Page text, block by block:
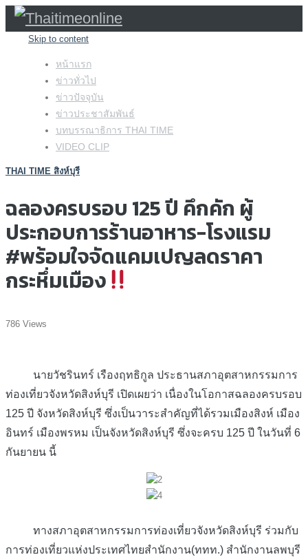
Skip to content
หน้าแรก
ข่าวทั่วไป
ข่าวปัจจุบัน
ข่าวประชาสัมพันธ์
บทบรรณาธิการ THAI TIME
VIDEO CLIP
THAI TIME สิงห์บุรี
ฉลองครบรอบ 125 ปี คึกคัก ผู้
ประกอบการร้านอาหาร-โรงแรม
#พร้อมใจจัดแคมเปญลดราคา
กระหึ่มเมือง
786 Views
นายวัชรินทร์ เรืองฤทธิกูล ประธานสภาอุตสาหกรรมการ
ท่องเที่ยวจังหวัดสิงห์บุรี เปิดเผยว่า เนื่องในโอกาสฉลองครบรอบ
125 ปี จังหวัดสิงห์บุรี ซึ่งเป็นวาระสำคัญที่ได้รวมเมืองสิงห์ เมือง
อินทร์ เมืองพรหม เป็นจังหวัดสิงห์บุรี ซึ่งจะครบ 125 ปี ในวันที่ 6
กันยายน นี้
ทางสภาอุตสาหกรรมการท่องเที่ยวจังหวัดสิงห์บุรี ร่วมกับ
การท่องเที่ยวแห่งประเทศไทยสำนักงาน(ททท.) สำนักงานลพบุรี